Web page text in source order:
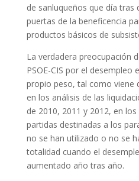
de sanluqueños que día tras
puertas de la beneficencia
productos básicos de
La verdadera preocupación
PSOE-CIS por el desempleo
propio peso, tal como viene
en los análisis de las
de 2010, 2011 y 2012, en
partidas destinadas a los
no se han utilizado o no se
totalidad cuando el
aumentado año tras año.